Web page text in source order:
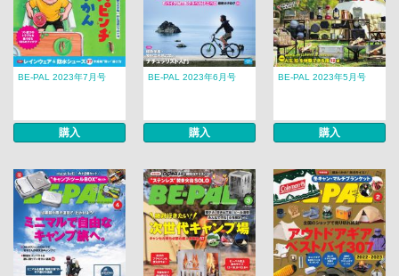
BE-PAL 2023年7月号
購入
BE-PAL 2023年6月号
購入
BE-PAL 2023年5月号
購入